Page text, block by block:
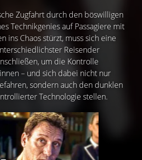
Zugfahrt durch den böswilligen
Technikgenies auf Passagiere mit
ins Chaos stürzt, muss sich eine
Reisender
um die Kontrolle
– und sich dabei nicht nur
sondern auch den dunklen
Technologie stellen.